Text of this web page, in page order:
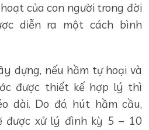
của con người trong đời
diễn ra một cách bình
dựng, nếu hầm tự hoại và
được thiết kế hợp lý thì
dài. Do đó, hút hầm cầu,
được xử lý đình kỳ 5 – 10